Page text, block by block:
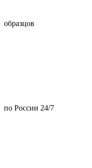
образцов
по России 24/7